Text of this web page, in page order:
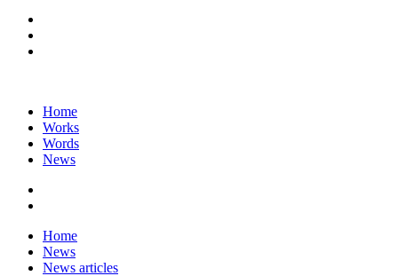
Home
Works
Words
News
Home
News
News articles